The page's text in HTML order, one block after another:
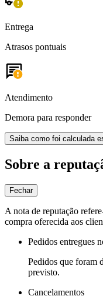
Entrega
Atrasos pontuais
Atendimento
Demora para responder
Saiba como foi calculada
Sobre a
Fechar
A nota de reputação
compra oferecida aos
Pedidos entregues
Pedidos que foram
previsto.
Cancelamentos